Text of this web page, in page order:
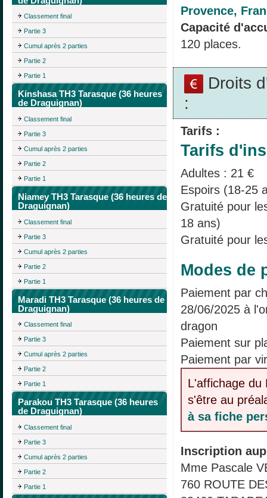
Classement final
Partie 3
Cumul après 2 parties
Partie 2
Partie 1
Kinshasa TH3 Tarasque (36 heures
de Draguignan)
Classement final
Partie 3
Cumul après 2 parties
Partie 2
Partie 1
Niamey TH3 Tarasque (36 heures de
Draguignan)
Classement final
Partie 3
Cumul après 2 parties
Partie 2
Partie 1
Maradi TH3 Tarasque (36 heures de
Draguignan)
Classement final
Partie 3
Cumul après 2 parties
Partie 2
Partie 1
Parakou TH3 Tarasque (36 heures
de Draguignan)
Classement final
Partie 3
Cumul après 2 parties
Partie 2
Partie 1
Provence,
Capacité
120 places.
Droits
:
Tarifs :
Tarifs
Adultes : 21 €
Espoirs (18-25
Gratuité pour
18 ans)
Gratuité pour
Modes de
Paiement par
28/06/2025 à
dragon
Paiement sur
Paiement par
L'affichage du
s'être au
à sa fiche
Inscription
Mme Pascale
760 ROUTE